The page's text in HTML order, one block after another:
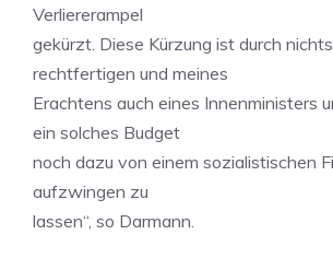
Verliererampel
gekürzt. Diese Kürzung ist durch
rechtfertigen und meines
Erachtens auch eines Innenministers
ein solches Budget
noch dazu von einem sozialistischen
aufzwingen zu
lassen“, so Darmann.